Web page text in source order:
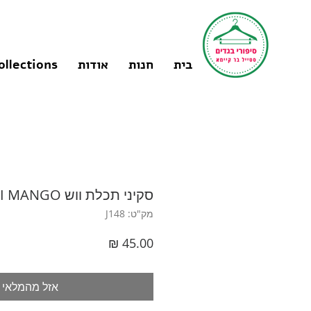
בית חנות אודות
סקיני תכלת ווש M I MANGO
מק"ט: J148
אזל מהמלאי